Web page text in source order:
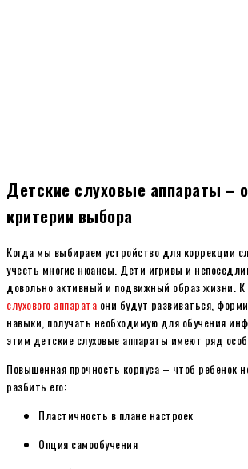
Детские слуховые аппараты –
критерии выбора
Когда мы выбираем устройство для коррекции
учесть многие нюансы. Дети игривы и
довольно активный и подвижный образ жизни.
слухового аппарата они будут развиваться,
навыки, получать необходимую для обучения
этим детские слуховые аппараты имеют ряд
Повышенная прочность корпуса – чтоб ребенок
разбить его:
Пластичность в плане настроек
Опция самообучения